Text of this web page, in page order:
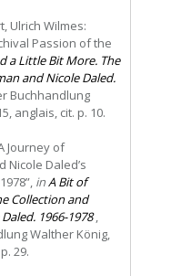
Ulrich Wilmes:
Passion of the
a Little Bit More. The
and Nicole Daled.
Buchhandlung
anglais, cit. p. 10.
Journey of
Nicole Daled’s
inA Bit of
Collection and
1966-1978,
Walther König,
29.